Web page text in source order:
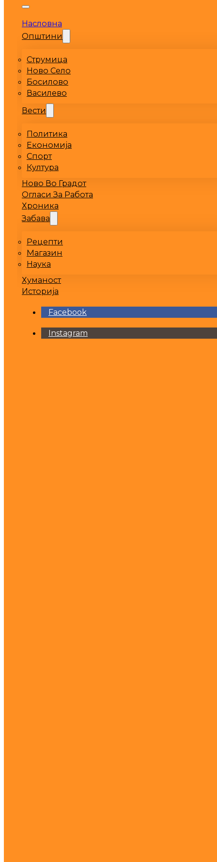
Насловна
Општини
Струмица
Ново Село
Босилово
Василево
Вести
Политика
Економија
Спорт
Култура
Ново Во Градот
Огласи За Работа
Хроника
Забава
Рецепти
Магазин
Наука
Хуманост
Историја
Facebook
Instagram